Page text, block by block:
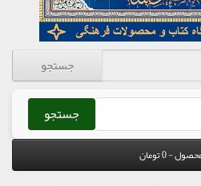
جستجو
جستجو